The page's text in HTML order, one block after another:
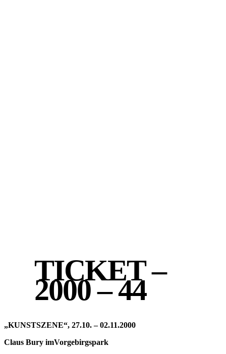
TICKET –
2000 – 44
„KUNSTSZENE“, 27.10. – 02.11.2000
Claus Bury imVorgebirgspark